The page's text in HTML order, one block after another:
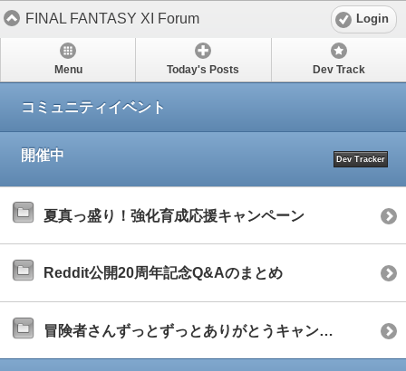
FINAL FANTASY XI Forum Login
Menu Today's Posts Dev Track
コミュニティイベント
開催中 Dev Tracker
夏真っ盛り！強化育成応援キャンペーン
Reddit公開20周年記念Q&Aのまとめ
冒険者さんずっとずっとありがとうキャンペーン